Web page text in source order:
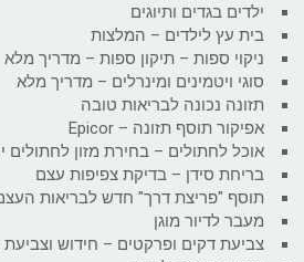
ילדים בגדים ותיוגים
בית עץ לילדים – המלצות
ניקוי ספות – תיקון ספות – מדריך מלא
סוגי ויטמינים ומינרלים – מדריך מלא
תזונה נכונה לבריאות טובה
אפיקור תוסף תזונה – Epicor
אוכל לחתולים – בחירת מזון
בריחת סידן – בדיקת צפיפות עצם
תוסף "פריצת דרך" חדש לבריאות
מעבר לדיור מוגן
צביעת דקים ופרקטים – חידוש וצביעת